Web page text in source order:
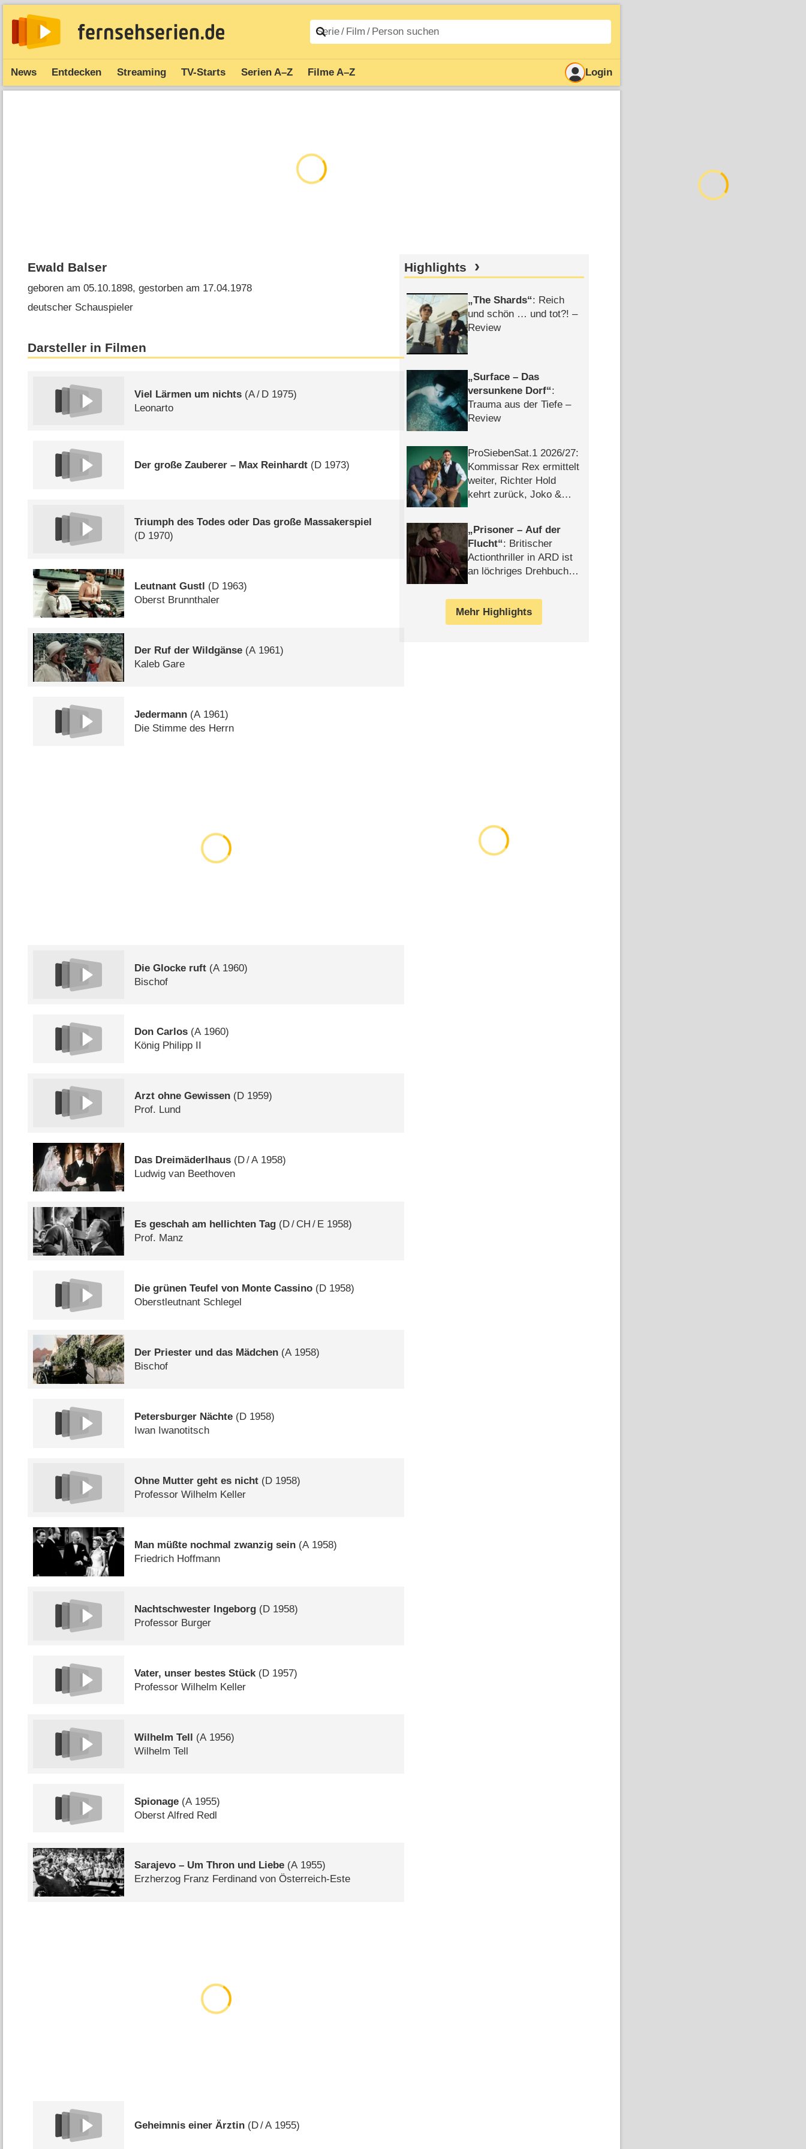
News Entdecken Streaming TV-Starts Serien A–Z Filme A–Z Login
Ewald Balser
geboren am 05.10.1898, gestorben am 17.04.1978
deutscher Schauspieler
Darsteller in Filmen
Viel Lärmen um nichts (A/ D 1975)
Leonarto
Der große Zauberer – Max Reinhardt (D 1973)
Triumph des Todes oder Das große Massakerspiel
(D 1970)
Leutnant Gustl (D 1963)
Oberst Brunnthaler
Der Ruf der Wildgänse (A1961)
Kaleb Gare
Jedermann (A1961)
Die Stimme des Herrn
Die Glocke ruft (A 1960)
Bischof
Don Carlos (A1960)
König Philipp II
Arzt ohne Gewissen (D 1959)
Prof. Lund
Das Dreimäderlhaus (D/A1958)
Ludwig van Beethoven
Es geschah am hellichten Tag (D/ CH / E 1958)
Prof. Manz
Die grünen Teufel von Monte Cassino (D 1958)
Oberstleutnant Schlegel
Der Priester und das Mädchen (A1958)
Bischof
Petersburger Nächte (D 1958)
Iwan Iwanotitsch
Ohne Mutter geht es nicht (D 1958)
Professor Wilhelm Keller
Man müßte nochmal zwanzig sein (A1958)
Friedrich Hoffmann
Nachtschwester Ingeborg (D 1958)
Professor Burger
Vater, unser bestes Stück (D 1957)
Professor Wilhelm Keller
Wilhelm Tell (A 1956)
Wilhelm Tell
Spionage (A 1955)
Oberst Alfred Redl
Sarajevo – Um Thron und Liebe (A1955)
Erzherzog Franz Ferdinand von Österreich-Este
Geheimnis einer Ärztin (D/A1955)
Highlights
The Shards : Reich
und schön … und tot?! –
Review
Surface – Das
versunkene Dorf :
Trauma aus der Tiefe –
Review
ProSiebenSat.1 2026/​27:
Kommissar Rex ermittelt
weiter, Richter Hold
kehrt zurück, Joko &
Prisoner – Auf der
Flucht : Britischer
Actionthriller in ARD ist
an löchriges Drehbuch
Mehr Highlights